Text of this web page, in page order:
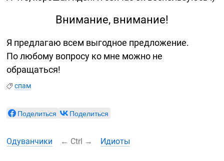
Внимание, внимание!
Я предлагаю всем выгодное предложение.
По любому вопросу ко мне можно не
обращаться!
спам
Поделиться Поделиться
Одуванчики ← Ctrl → Идиоты